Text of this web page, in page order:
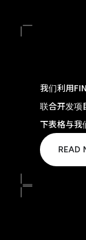
我们利用
联合开发项
下表格与我
READ